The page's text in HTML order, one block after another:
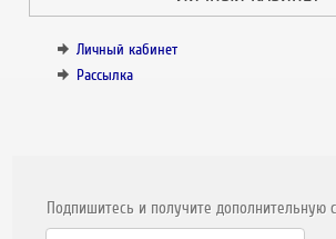
Личный кабинет
Рассылка
Подпишитесь и получите дополнительную